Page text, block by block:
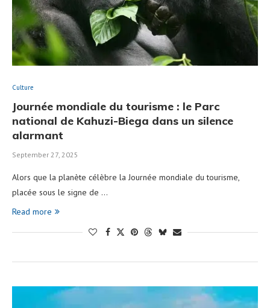
Culture
Journée mondiale du tourisme : le Parc
national de Kahuzi-Biega dans un silence
alarmant
September 27, 2025
Alors que la planète célèbre la Journée mondiale du tourisme,
placée sous le signe de …
Read more